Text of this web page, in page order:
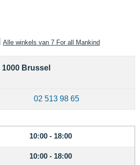
Alle winkels van 7 For all Mankind
10:00 - 18:00
10:00 - 18:00
Brussel
02 513 98 65